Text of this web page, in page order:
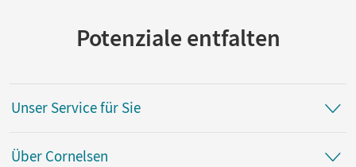
Potenziale entfalten
Unser Service für Sie
Über Cornelsen